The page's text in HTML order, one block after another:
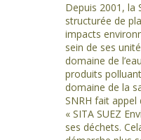
Depuis 2001, la
structurée de
impacts
sein de ses
domaine de
produits
domaine de la
SNRH fait
« SITA SUEZ
ses déchets.